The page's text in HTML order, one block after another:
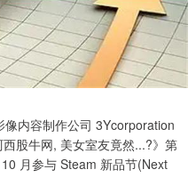
内容制作公司 3Ycorporation
股牛网, 美女室友竟然...?》第
月参与 Steam 新品节(Next